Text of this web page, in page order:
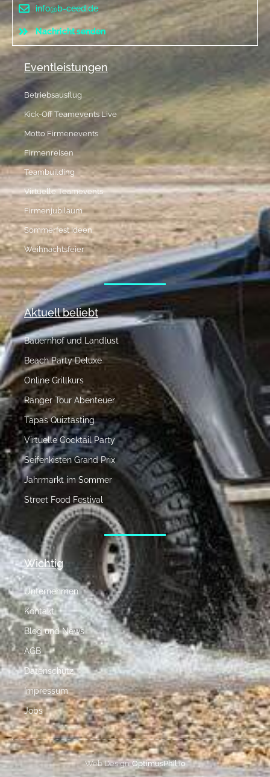
info@b-ceed.de
Nachricht senden
Eventleistungen
Betriebsausflug
Kick-Off Teamevents Live
Motto Firmenevents
Firmenreisen
Teambuilding
Virtuelle Teamevents
Firmenjubiläum
Sommerfest Ideen
Weihnachtsfeier
Aktuell beliebt
Bauernhof und Landlust
Beach Party Deluxe
Online Grillkurs
Ranger Tour Abenteuer
Tapas Quiztasting
Virtuelle Cocktail Party
Seifenkisten Grand Prix
Jahrmarkt im Sommer
Street Food Festival
Wichtig
Unternehmen
Kontakt
Blog und News
AGB
Datenschutz
Impressum
Jobs
Web Design:OptimusPhil.io